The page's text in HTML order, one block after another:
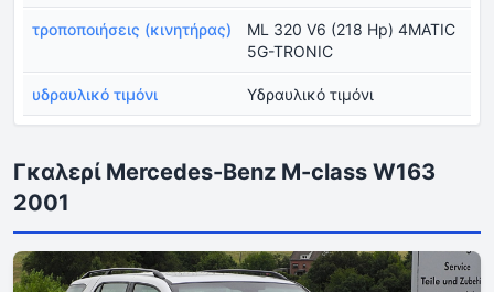
τροποποιήσεις (κινητήρας)
ML 320 V6 (218 Hp) 4MATIC
5G-TRONIC
υδραυλικό τιμόνι Υδραυλικό τιμόνι
Γκαλερί Mercedes-Benz M-class W163
2001